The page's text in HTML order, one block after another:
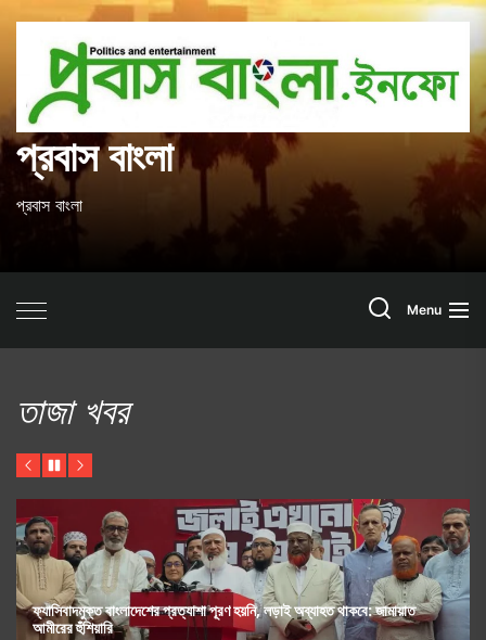
content
প্রবাস বাংলা
প্রবাস বাংলা
SearchMenu
তাজা খবর
Previous
PauseNext
অব্যাহত থাকবে: জামায়াত
ফ্যাসিবাদবিরোধী আন্দোলনে হত্যাকাণ্ডের বিচার হবে স্বচ্ছ
রহমান